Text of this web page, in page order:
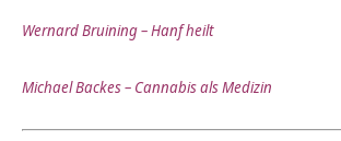
Wernard Bruining – Hanf heilt
Michael Backes – Cannabis als Medizin